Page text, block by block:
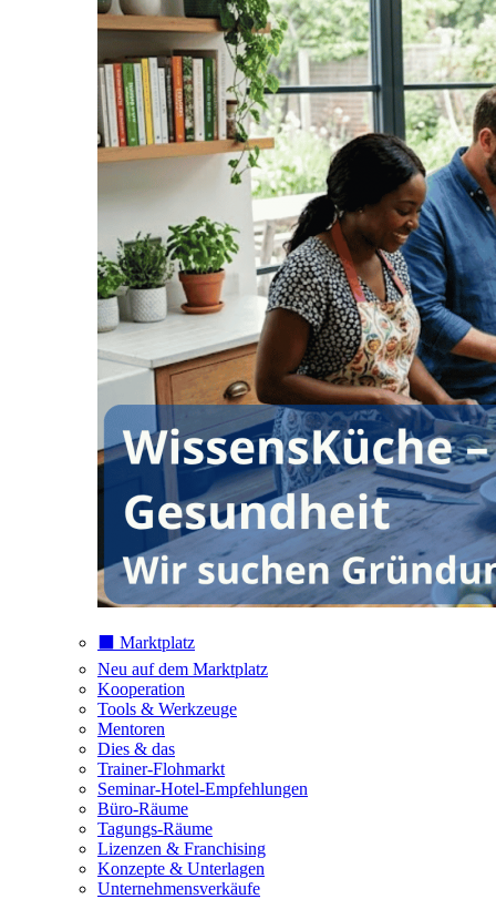
⬛️ Marktplatz
Neu auf dem Marktplatz
Kooperation
Tools & Werkzeuge
Mentoren
Dies & das
Trainer-Flohmarkt
Seminar-Hotel-Empfehlungen
Büro-Räume
Tagungs-Räume
Lizenzen & Franchising
Konzepte & Unterlagen
Unternehmensverkäufe